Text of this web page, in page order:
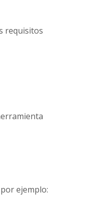
requisitos
ejemplo: